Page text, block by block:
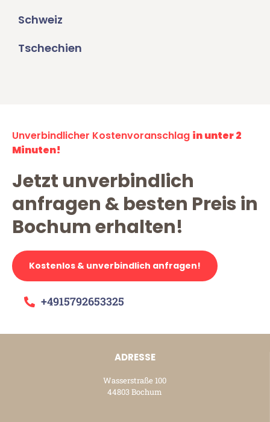
Schweiz
Tschechien
Unverbindlicher Kostenvoranschlag in unter 2
Minuten!
Jetzt unverbindlich
anfragen & besten Preis in
Bochum erhalten!
Kostenlos & unverbindlich anfragen!
+4915792653325
ADRESSE
Wasserstraße 100
44803 Bochum